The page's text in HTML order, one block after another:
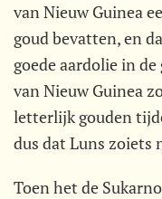
van Nieuw Guinea
goud bevatten, en
goede aardolie in
van Nieuw Guinea
letterlijk gouden
dus dat Luns zoiets
Toen het de